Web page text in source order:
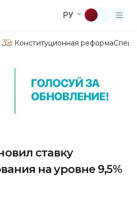
РУ
Конституционная реформа
ставку
на уровне 9,5%